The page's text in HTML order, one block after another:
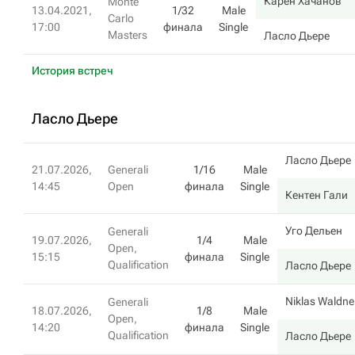
13.04.2021,
17:00
Carlo
Masters
1/32
финала
Male
Single
Ласло Дьере
История встреч
Ласло Дьере
21.07.2026,
14:45
Generali
Open
1/16
финала
Male
Single
Ласло Дьере
Кентен Гали
19.07.2026,
15:15
Generali
Open,
Qualification
1/4
финала
Male
Single
Уго Дельен
Ласло Дьере
18.07.2026,
14:20
Generali
Open,
Qualification
1/8
финала
Male
Single
Niklas
Ласло Дьере